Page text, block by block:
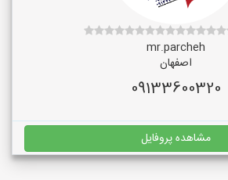
mr.parcheh
اصفهان
09133600320
مشاهده پروفایل